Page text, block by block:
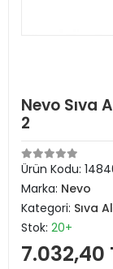
Nevo Sıva
2
Ürün Kodu:
Marka: Nevo
Kategori: Sıva
Stok: 20+
7.032,40